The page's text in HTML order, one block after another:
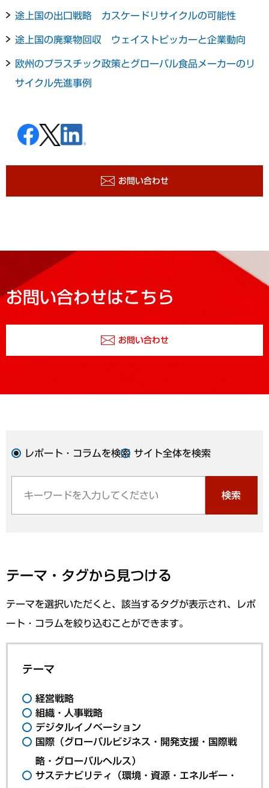
途上国の出口戦略 カスケードリサイクルの可能性
途上国の廃棄物回収 ウェイストピッカーと企業動向
欧州のプラスチック政策とグローバル食品メーカーのリ
サイクル先進事例
お問い合わせ
お問い合わせはこちら
お問い合わせ
レポート・コラムを検索 サイト全体を検索
検索
テーマ・タグから見つける
テーマを選択いただくと、該当するタグが表示され、レポ
ート・コラムを絞り込むことができます。
テーマ
経営戦略
組織・人事戦略
デジタルイノベーション
国際（グローバルビジネス・開発支援・国際戦
略・グローバルヘルス）
サステナビリティ（環境・資源・エネルギー・